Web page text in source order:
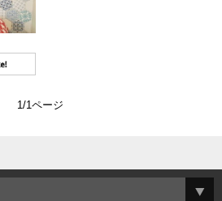
1/1ページ